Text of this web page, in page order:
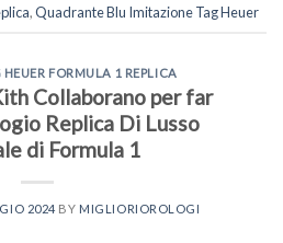
,Quadrante Blu Imitazione Tag Heuer
HEUER FORMULA 1 REPLICA
Collaborano per far
Replica Di Lusso
di Formula 1
2024 BY MIGLIORIOROLOGI